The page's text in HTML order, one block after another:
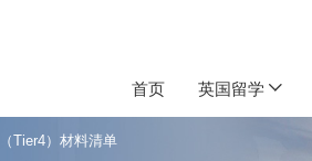
首页 英国留学
Tier4）材料清单